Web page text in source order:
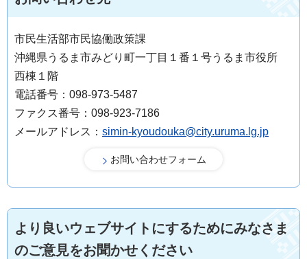
市民生活部市民協働政策課
沖縄県うるま市みどり町一丁目１番１号うるま市役所
西棟１階
電話番号：098-973-5487
ファクス番号：098-923-7186
メールアドレス： simin-kyoudouka@city.uruma.lg.jp
より良いウェブサイトにするためにみなさま
のご意見をお聞かせください